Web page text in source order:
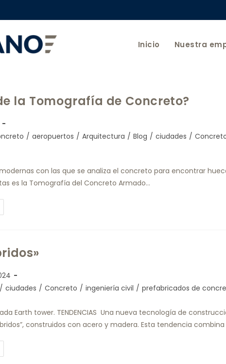
Inicio Nuestra
la Tomografía de Concreto?
/ aeropuertos / Arquitectura / Blog / ciudades /
con las que se analiza el concreto para encontrar
es la Tomografía del Concreto Armado…
/ ciudades / Concreto / ingeniería civil / prefabricados de
Earth tower. TENDENCIAS Una nueva tecnología de
construidos con acero y madera. Esta tendencia